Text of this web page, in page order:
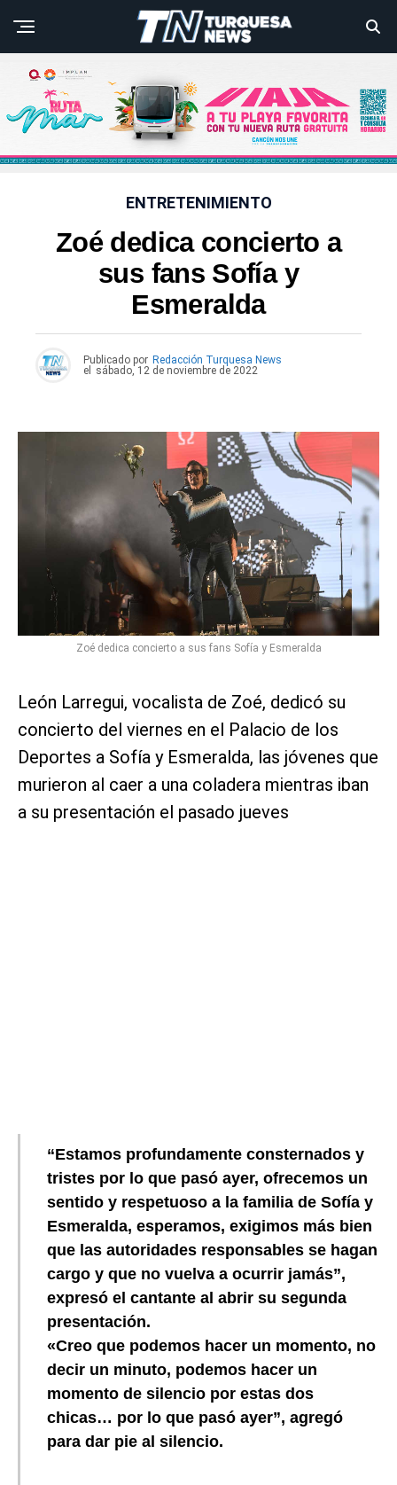
ENTRETENIMIENTO
Zoé dedica concierto a
sus fans Sofía y
Esmeralda
Publicado por Redacción Turquesa News
el
sábado, 12 de noviembre de 2022
Zoé dedica concierto a sus fans Sofía y Esmeralda
León Larregui, vocalista de Zoé, dedicó su
concierto del viernes en el Palacio de los
Deportes a Sofía y Esmeralda, las jóvenes que
murieron al caer a una coladera mientras iban
a su presentación el pasado jueves
“Estamos profundamente consternados y
tristes por lo que pasó ayer, ofrecemos un
sentido y respetuoso a la familia de Sofía y
Esmeralda, esperamos, exigimos más bien
que las autoridades responsables se hagan
cargo y que no vuelva a ocurrir jamás”,
expresó el cantante al abrir su segunda
presentación.
«Creo que podemos hacer un momento, no
decir un minuto, podemos hacer un
momento de silencio por estas dos
chicas… por lo que pasó ayer”, agregó
para dar pie al silencio.